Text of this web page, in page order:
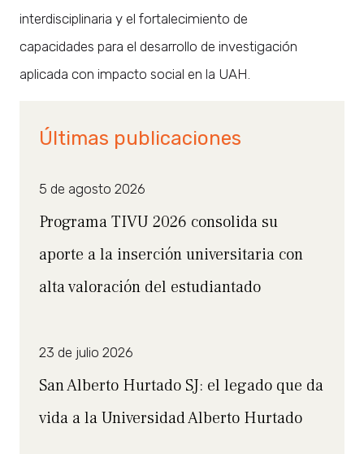
interdisciplinaria y el fortalecimiento de
capacidades para el desarrollo de investigación
aplicada con impacto social en la UAH.
Últimas publicaciones
5 de agosto 2026
Programa TIVU 2026 consolida su
aporte a la inserción universitaria con
alta valoración del estudiantado
23 de julio 2026
San Alberto Hurtado SJ: el legado que da
vida a la Universidad Alberto Hurtado